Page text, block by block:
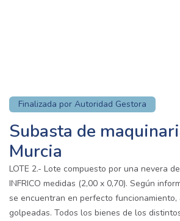
Finalizada por Autoridad Gestora
Subasta de
Murcia
LOTE 2.- Lote compuesto por una nevera
INFRICO medidas (2,00 x 0,70). Según
se encuentran en perfecto funcionamiento,
golpeadas. Todos los bienes de los